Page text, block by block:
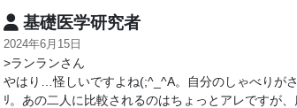
基礎医学研究者
2024年6月15日
>ランランさん
やはり…怪しいですよね(;^_^A。自分のしゃべりが
ﾘ。あの二人に比較されるのはちょっとアレですが